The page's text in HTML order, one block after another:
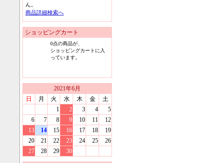
ん。
商品詳細検索へ
ショッピングカート
0点の商品が、
ショッピングカートに入
っています。
2021年6月
日
月 火 水 木 金
土
1
2 3 4
5
6
7 8 9 10 11
12
13
14 15 16 17 18
19
20
21 22 23 24 25
26
27
28 29 30